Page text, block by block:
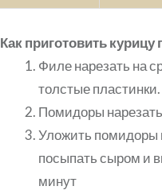
Как приготовить
Филе нарезать на
толстые пластинки.
Помидоры
Уложить
посыпать сыром и
минут